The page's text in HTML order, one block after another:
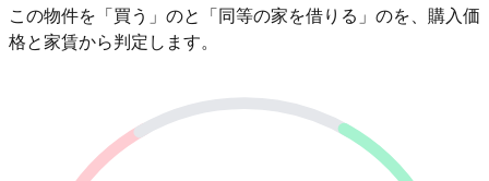
この物件を「買う」のと「同等の家を借りる」のを、購入価
格と家賃から判定します。